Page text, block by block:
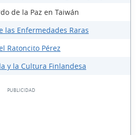
de la Paz en Taiwán
las Enfermedades Raras
Ratoncito Pérez
y la Cultura Finlandesa